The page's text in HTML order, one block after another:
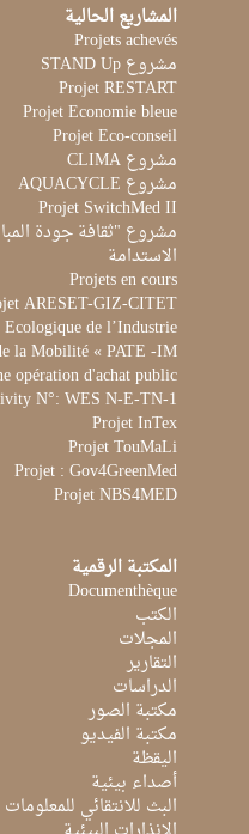
المشاريع الحالية
Projets achevés
مشروع STAND Up
Projet RESTART
Projet Economie bleue
Projet Eco-conseil
مشروع CLIMA
مشروع AQUACYCLE
Projet SwitchMed II
مشروع "ثقافة جودة
الاستدامة
Projets en cours
ARESET-GIZ-CITET
de l’Industrie
la Mobilité « PATE -IM »
opération d'achat public
N°: WES N-E-TN-1
Projet InTex
Projet TouMaLi
Projet : Gov4GreenMed
Projet NBS4MED
المكتبة الرقمية
Documenthèque
الكتب
المجلات
التقارير
الدراسات
مكتبة الصور
مكتبة الفيديو
اليقظة
أصداء بيئية
البث للانتقائي للمعلومات